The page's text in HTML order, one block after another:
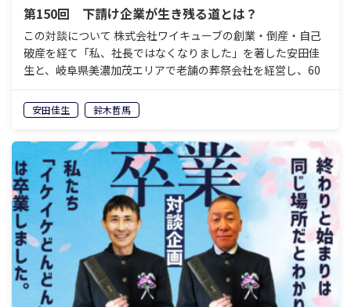
第150回 下請け企業が生き残る道とは？
この対談について 株式会社ワイキューブの創業・倒産・自己
破産を経て「私、社長ではなくなりました」を著した安田佳
生と、岐阜県美濃加茂エリアで老舗の葬祭会社を経営し、60
ど…安田佳生 鈴木哲馬